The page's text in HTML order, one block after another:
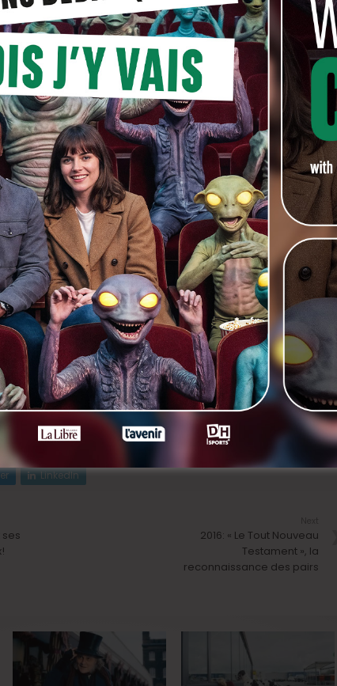
belges francophones ne sont pas en reste dans la section
nouveau trois courts métrages d’animationLe Loup Boule
La Galette Court Toujours (qui figure dans la collection
dont nous avons parlé récemment) et Le Pingouin,
tous deux
produits par La Boite… Productions.
3 au samedi 11 février 2016.
un extrait deLe Bruit du Grisici.
LinkedIn
ses
2016: « Le Tout Nouveau
Testament », la
reconnaissance des pairs